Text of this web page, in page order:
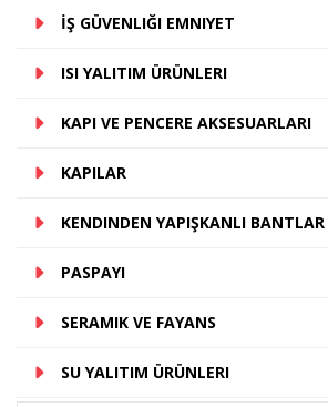
İŞ GÜVENLIĞI EMNIYET
ISI YALITIM ÜRÜNLERI
KAPI VE PENCERE AKSESUARLARI
KAPILAR
KENDINDEN YAPIŞKANLI BANTLAR
PASPAYI
SERAMIK VE FAYANS
SU YALITIM ÜRÜNLERI